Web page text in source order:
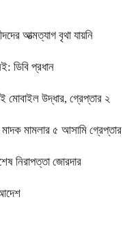
আত্মত্যাগ বৃথা যায়নি
ডিবি প্রধান
মোবাইল উদ্ধার, গ্রেপ্তার ২
মামলার ৫ আসামি গ্রেপ্তার
নিরাপত্তা জোরদার